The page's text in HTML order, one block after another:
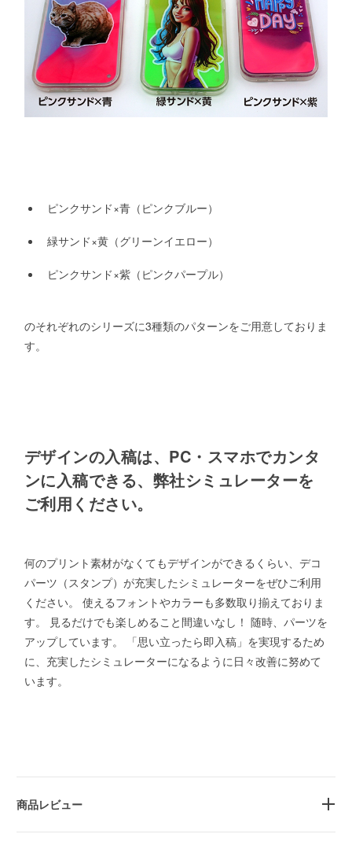
ピンクサンド×青（ピンクブルー）
緑サンド×黄（グリーンイエロー）
ピンクサンド×紫（ピンクパープル）
のそれぞれのシリーズに3種類のパターンをご用意しておりま
す。
デザインの入稿は、PC・スマホでカンタ
ンに入稿できる、弊社シミュレーターを
ご利用ください。
何のプリント素材がなくてもデザインができるくらい、デコ
パーツ（スタンプ）が充実したシミュレーターをぜひご利用
ください。 使えるフォントやカラーも多数取り揃えておりま
す。 見るだけでも楽しめること間違いなし！ 随時、パーツを
アップしています。 「思い立ったら即入稿」を実現するため
に、充実したシミュレーターになるように日々改善に努めて
います。
商品レビュー